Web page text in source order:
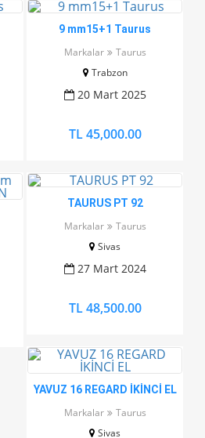
9 mm15+1 Taurus
Markalar
Taurus
Trabzon
20 Mart 2025
TL 45,000.00
TAURUS PT 92
Markalar
Taurus
Sivas
27 Mart 2024
TL 48,500.00
YAVUZ 16 REGARD İKİNCİ EL
Markalar
Taurus
Sivas